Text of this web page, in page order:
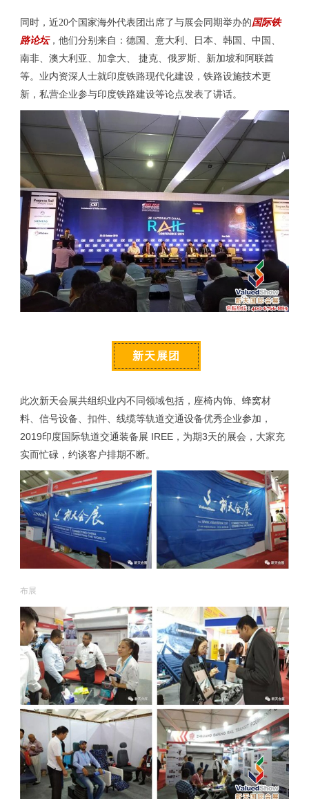
同时，近20个国家海外代表团出席了与展会同期举办的国际铁
路论坛，他们分别来自 ：德国、意大利、日本、韩国、中国、
南非、澳大利亚、加拿大、
捷克、俄罗斯、新加坡和阿联酋
等。业内资深人士就印度铁路现代化建设，铁路设施技术更
新，私营企业参与印度铁路建设等论点发表了讲话。
新天展团
此次新天会展共组织业内不同领域包括，座椅内饰、蜂窝材
料、信号设备、扣件、线缆等轨道交通设备优秀企业参加，
2019印度国际轨道交通装备展 IREE，为期3天的展会，大家充
实而忙碌，约谈客户排期不断。
布展